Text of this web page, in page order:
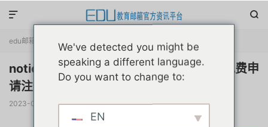


edu邮箱资讯 正文
notion人工智能辅助写作ai工具教育优惠免费申
请注册原创教程
2023-02-27 阅读(6710) 评论(0)  赞(19)
We've detected you might be
speaking a different language.
Do you want to change to:
EN